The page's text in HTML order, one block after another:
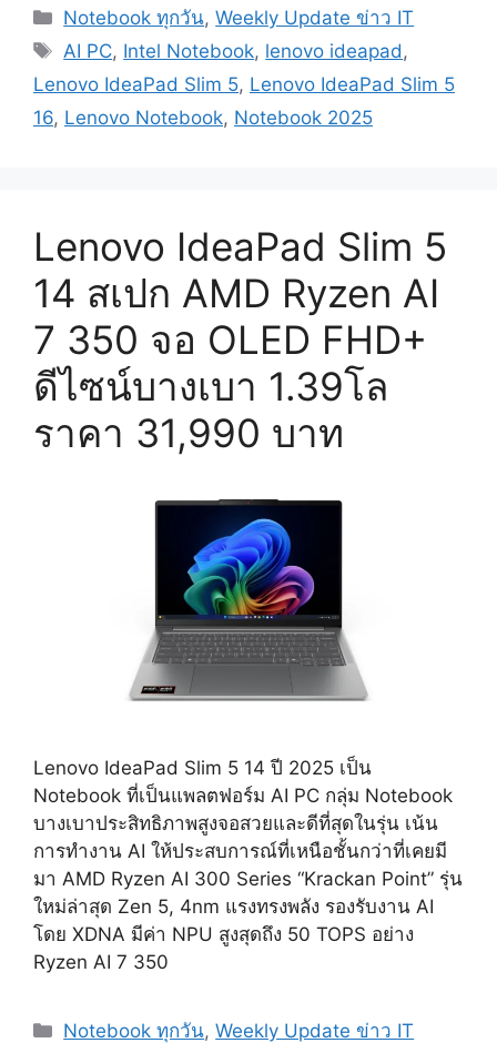
Categories
Notebook ทุกวัน,Weekly Update ข่าว IT
Tags
AI PC, Intel Notebook, lenovo ideapad ,
Lenovo IdeaPad Slim 5, Lenovo IdeaPad Slim 5
16, Lenovo Notebook, Notebook 2025
Lenovo IdeaPad Slim 5
14 สเปก AMD Ryzen AI
7 350 จอ OLED FHD+
ดีไซน์บางเบา 1.39โล
ราคา 31,990 บาท
Lenovo IdeaPad Slim 5 14 ปี 2025 เป็น
Notebook ที่เป็นแพลตฟอร์ม AI PC กลุ่ม Notebook
บางเบาประสิทธิภาพสูงจอสวยและดีที่สุดในรุ่น เน้น
การทำงาน AI ให้ประสบการณ์ที่เหนือชั้นกว่าที่เคยมี
มา AMD Ryzen AI 300 Series “Krackan Point” รุ่น
ใหม่ล่าสุด Zen 5, 4nm แรงทรงพลัง รองรับงาน AI
โดย XDNA มีค่า NPU สูงสุดถึง 50 TOPS อย่าง
Ryzen AI 7 350
Categories
Notebook ทุกวัน,Weekly Update ข่าว IT